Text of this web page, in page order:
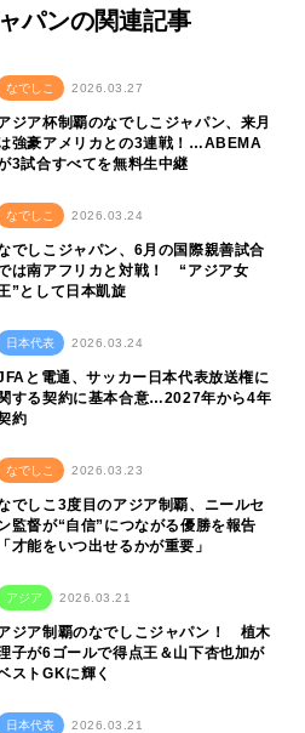
パンの関連記事
なでしこ 2026.03.27
ジア杯制覇のなでしこジャパン、来月
強豪アメリカとの3連戦！…ABEMA
3試合すべてを無料生中継
なでしこ 2026.03.24
でしこジャパン、6月の国際親善試合
は南アフリカと対戦！ “アジア女
”として日本凱旋
日本代表 2026.03.24
と電通、サッカー日本代表放送権に
する契約に基本合意…2027年から4年
約
なでしこ 2026.03.23
でしこ3度目のアジア制覇、ニールセ
監督が“自信”につながる優勝を報告
「才能をいつ出せるかが重要」
アジア 2026.03.21
ジア制覇のなでしこジャパン！ 植木
子が6ゴールで得点王＆山下杏也加が
ストGKに輝く
日本代表 2026.03.21